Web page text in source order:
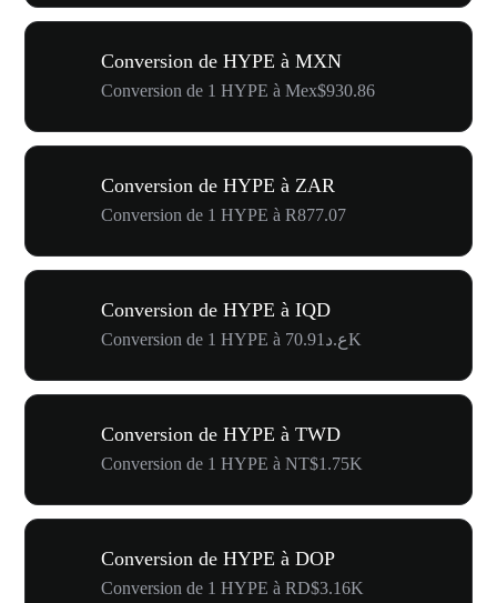
Conversion de HYPE à MXN
Conversion de 1 HYPE à Mex$930.86
Conversion de HYPE à ZAR
Conversion de 1 HYPE à R877.07
Conversion de HYPE à IQD
Conversion de 1 HYPE à ع.د70.91K
Conversion de HYPE à TWD
Conversion de 1 HYPE à NT$1.75K
Conversion de HYPE à DOP
Conversion de 1 HYPE à RD$3.16K